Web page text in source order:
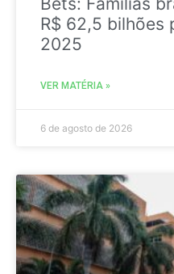
R$ 62,5 bilhões
2025
VER MATÉRIA »
6 de agosto de 2026